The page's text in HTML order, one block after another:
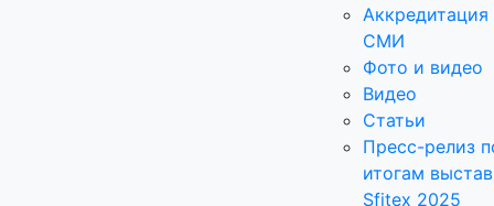
Аккредитация
СМИ
Фото и видео
Видео
Статьи
Пресс-релиз
итогам
Sfitex 2025